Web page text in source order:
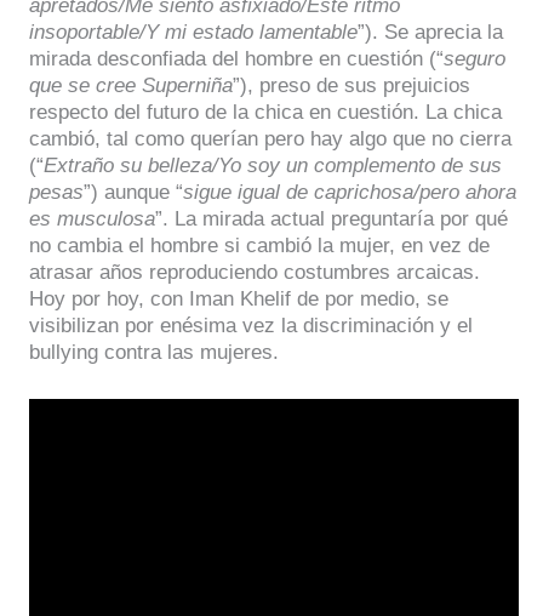
apretados/Me siento asfixiado/Este ritmo
insoportable/Y mi estado lamentable”). Se aprecia la
mirada desconfiada del hombre en cuestión (“seguro
que se cree Superniña”), preso de sus prejuicios
respecto del futuro de la chica en cuestión. La chica
cambió, tal como querían pero hay algo que no cierra
(“Extraño su belleza/Yo soy un complemento de sus
pesas”) aunque “sigue igual de caprichosa/pero ahora
es musculosa”. La mirada actual preguntaría por qué
no cambia el hombre si cambió la mujer, en vez de
atrasar años reproduciendo costumbres arcaicas.
Hoy por hoy, con Iman Khelif de por medio, se
visibilizan por enésima vez la discriminación y el
bullying contra las mujeres.